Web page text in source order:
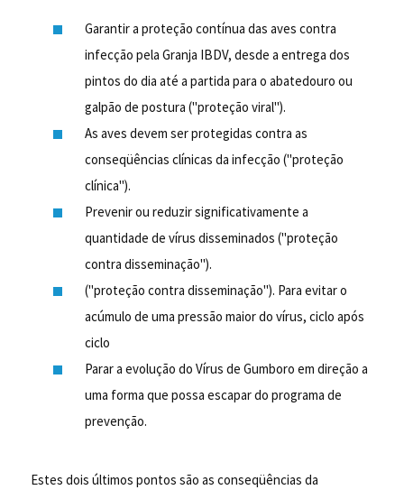
Garantir a proteção contínua das aves contra
infecção pela Granja IBDV, desde a entrega dos
pintos do dia até a partida para o abatedouro ou
galpão de postura ("proteção viral").
As aves devem ser protegidas contra as
conseqüências clínicas da infecção ("proteção
clínica").
Prevenir ou reduzir significativamente a
quantidade de vírus disseminados ("proteção
contra disseminação").
("proteção contra disseminação"). Para evitar o
acúmulo de uma pressão maior do vírus, ciclo após
ciclo
Parar a evolução do Vírus de Gumboro em direção a
uma forma que possa escapar do programa de
prevenção.
Estes dois últimos pontos são as conseqüências da